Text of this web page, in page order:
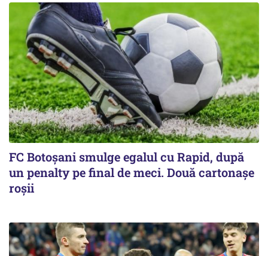
FC Botoşani smulge egalul cu Rapid, după
un penalty pe final de meci. Două cartonaşe
roşii